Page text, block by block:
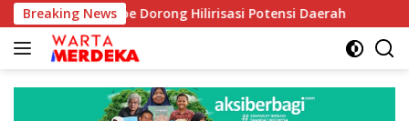
Langsung
ke
konten
Breaking News
Dorong Hilirisasi Potensi Daerah DPR Dorong